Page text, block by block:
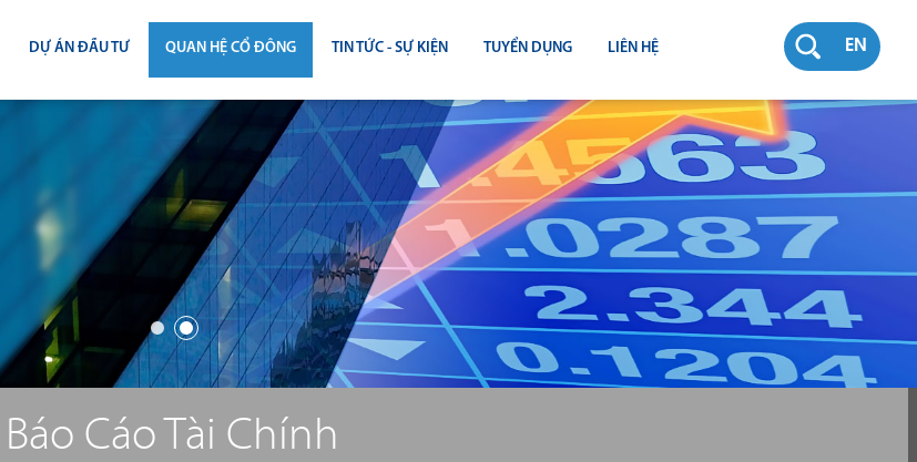
EN
DỰ ÁN ĐẦU TƯ QUAN HỆ CỔ ĐÔNG
CÔNG BỐ THÔNG TIN
ĐẠI HỘI ĐỒNG CỔ ĐÔNG
BÁO CÁO THƯỜNG NIÊN
BÁO CÁO TÀI CHÍNH
BÁO CÁO QUẢN TRỊ CÔNG TY
TIN TỨC - SỰ KIỆN
TIN THỊ TRƯỜNG
TIN DỰ ÁN
TIN CÔNG TY
TUYỂN DỤNG LIÊN HỆ
Báo Cáo Tài Chính